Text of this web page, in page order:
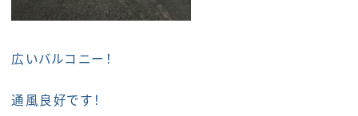
広いバルコニー！
通風良好です！